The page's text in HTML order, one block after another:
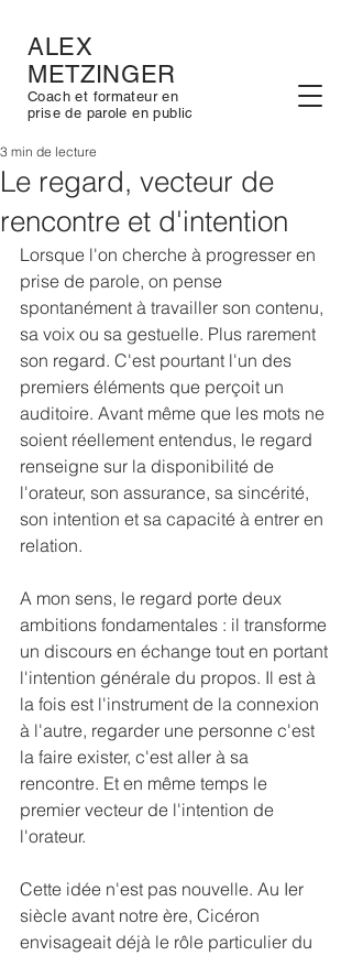
ALEX
METZINGER
Coach et formateur en
prise de parole en public
Le regard, vecteur de
rencontre et d'intention
3 min de lecture
Lorsque l'on cherche à progresser en
prise de parole, on pense
spontanément à travailler son contenu,
sa voix ou sa gestuelle. Plus rarement
son regard. C'est pourtant l'un des
premiers éléments que perçoit un
auditoire. Avant même que les mots ne
soient réellement entendus, le regard
renseigne sur la disponibilité de
l'orateur, son assurance, sa sincérité,
son intention et sa capacité à entrer en
relation.
A mon sens, le regard porte deux
ambitions fondamentales : il transforme
un discours en échange tout en portant
l'intention générale du propos. Il est à
la fois est l'instrument de la connexion
à l'autre, regarder une personne c'est
la faire exister, c'est aller à sa
rencontre. Et en même temps le
premier vecteur de l'intention de
l'orateur.
Cette idée n'est pas nouvelle. Au Ier
siècle avant notre ère, Cicéron
envisageait déjà le rôle particulier du